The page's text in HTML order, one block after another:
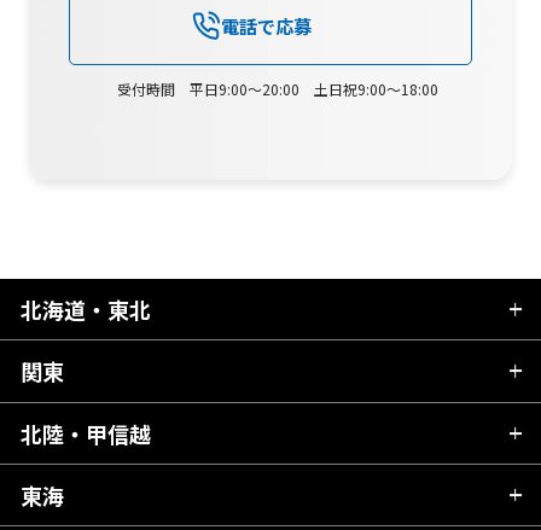
電話で応募
受付時間 平日9:00～20:00 土日祝9:00～18:00
北海道・東北
北海道
青森県
秋田県
関東
茨城県
栃木県
北陸・甲信越
新潟県
東海